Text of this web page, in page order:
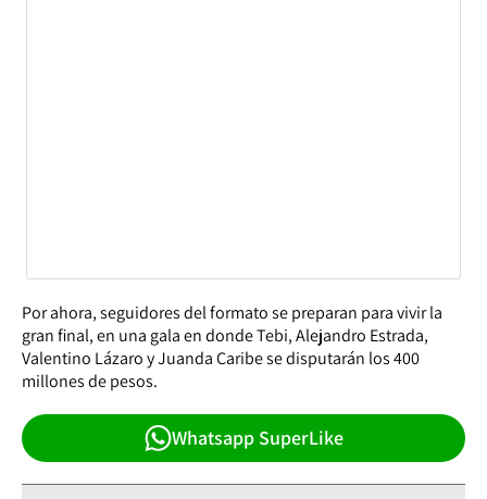
Por ahora, seguidores del formato se preparan para vivir la
gran final, en una gala en donde Tebi, Alejandro Estrada,
Valentino Lázaro y Juanda Caribe se disputarán los 400
millones de pesos.
Whatsapp SuperLike